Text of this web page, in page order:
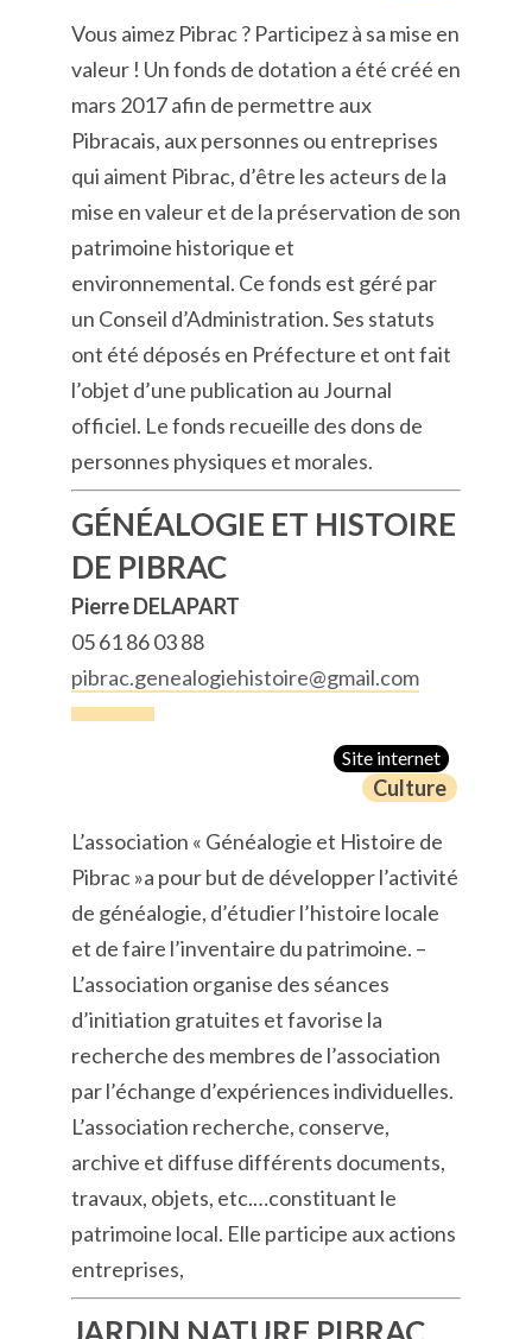
Vous aimez Pibrac ? Participez à sa mise en
valeur ! Un fonds de dotation a été créé en
mars 2017 afin de permettre aux
Pibracais, aux personnes ou entreprises
qui aiment Pibrac, d’être les acteurs de la
mise en valeur et de la préservation de son
patrimoine historique et
environnemental. Ce fonds est géré par
un Conseil d’Administration. Ses statuts
ont été déposés en Préfecture et ont fait
l’objet d’une publication au Journal
officiel. Le fonds recueille des dons de
personnes physiques et morales.
GÉNÉALOGIE ET HISTOIRE
DE PIBRAC
Pierre DELAPART
05 61 86 03 88
pibrac.genealogiehistoire@gmail.com
Site internet
Culture
L’association « Généalogie et Histoire de
Pibrac »a pour but de développer l’activité
de généalogie, d’étudier l’histoire locale
et de faire l’inventaire du patrimoine. –
L’association organise des séances
d’initiation gratuites et favorise la
recherche des membres de l’association
par l’échange d’expériences individuelles.
L’association recherche, conserve,
archive et diffuse différents documents,
travaux, objets, etc.…constituant le
patrimoine local. Elle participe aux actions
entreprises,